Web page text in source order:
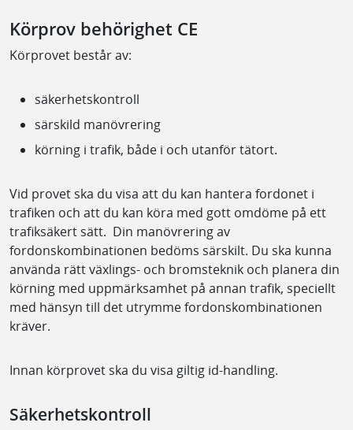
Körprov behörighet CE
Körprovet består av:
säkerhetskontroll
särskild manövrering
körning i trafik, både i och utanför tätort.
Vid provet ska du visa att du kan hantera fordonet i
trafiken och att du kan köra med gott omdöme på ett
trafiksäkert sätt. Din manövrering av
fordonskombinationen bedöms särskilt. Du ska kunna
använda rätt växlings- och bromsteknik och planera din
körning med uppmärksamhet på annan trafik, speciellt
med hänsyn till det utrymme fordonskombinationen
kräver.
Innan körprovet ska du visa giltig id-handling.
Säkerhetskontroll